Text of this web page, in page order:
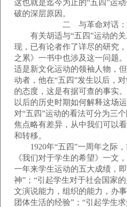
这也就是迄今为止的“五四”运
破的深层原因。
二 与革命对话：胡适
有关胡适与“五四”运动的关
现，已有论者作了详尽的研究
之累》一书中也涉及这一问题
适是新文化运动的领袖人物，
动者，他在“五四”发生以后，
的态度，这是有据可查的事实
以后的历史时期如何解释这场
对“五四”运动的看法可分为三
焦点略有差异，从中我们可以
和转移。
1920年“五四”一周年之际，
《我们对于学生的希望》一文
一年来学生运动的五大成绩，
神”；“引起学生对于社会国家
文演说能力，组织的能力，办
团体生活的经验”；“引起学生